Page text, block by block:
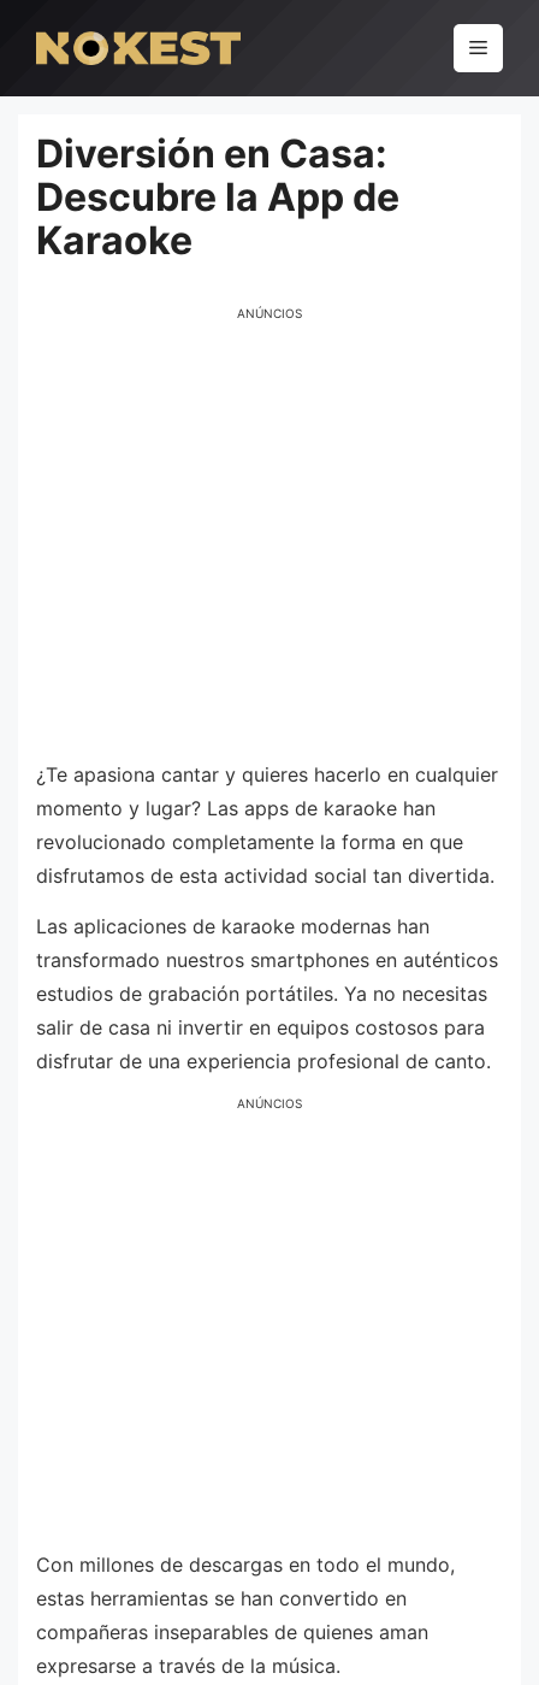
conteúdo
Menu
Diversión en Casa:
Descubre la App de
Karaoke
ANÚNCIOS
¿Te apasiona cantar y quieres hacerlo en cualquier
momento y lugar? Las apps de karaoke han
revolucionado completamente la forma en que
disfrutamos de esta actividad social tan divertida.
Las aplicaciones de karaoke modernas han
transformado nuestros smartphones en auténticos
estudios de grabación portátiles. Ya no necesitas
salir de casa ni invertir en equipos costosos para
disfrutar de una experiencia profesional de canto.
ANÚNCIOS
Con millones de descargas en todo el mundo,
estas herramientas se han convertido en
compañeras inseparables de quienes aman
expresarse a través de la música.